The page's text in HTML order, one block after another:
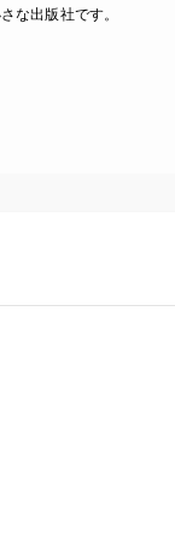
な出版社です。